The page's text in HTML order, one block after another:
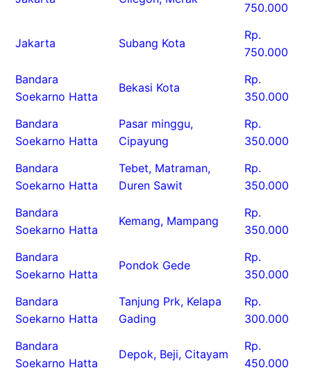
750.000
Jakarta Subang Kota
Rp.
750.000
Bandara
Soekarno Hatta
Bekasi Kota
Rp.
350.000
Bandara
Soekarno Hatta
Pasar minggu,
Cipayung
Rp.
350.000
Bandara
Soekarno Hatta
Tebet, Matraman,
Duren Sawit
Rp.
350.000
Bandara
Soekarno Hatta
Kemang, Mampang
Rp.
350.000
Bandara
Soekarno Hatta
Pondok Gede
Rp.
350.000
Bandara
Soekarno Hatta
Tanjung Prk, Kelapa
Gading
Rp.
300.000
Bandara
Soekarno Hatta
Depok, Beji, Citayam
Rp.
450.000